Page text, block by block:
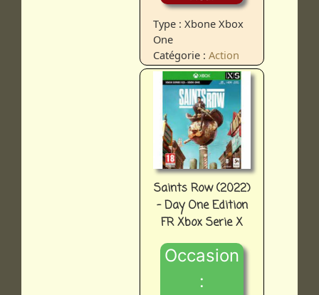
Type : Xbone Xbox
One
Catégorie :Action
Saints Row (2022)
- Day One Edition
FR Xbox Serie X
Occasion
: